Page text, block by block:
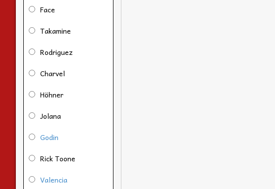
Face
Takamine
Rodriguez
Charvel
Höhner
Jolana
Godin
Rick Toone
Valencia